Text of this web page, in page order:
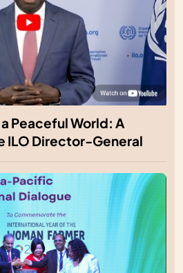
Peaceful World: A
ILO Director-General